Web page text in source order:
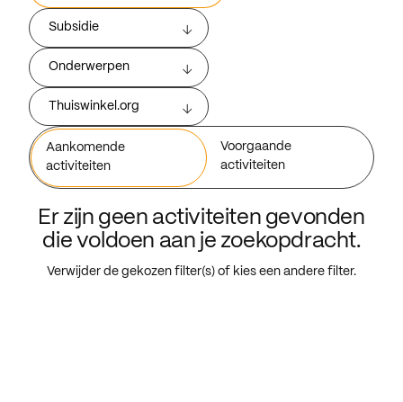
Subsidie
Onderwerpen
Thuiswinkel.org
Aankomende
activiteiten
Voorgaande
activiteiten
Er zijn geen activiteiten gevonden
die voldoen aan je zoekopdracht.
Verwijder de gekozen filter(s) of kies een andere filter.